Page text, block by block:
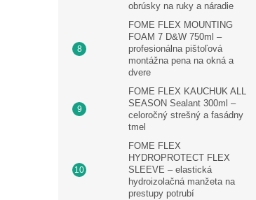
obrúsky na ruky a náradie
FOME FLEX MOUNTING
FOAM 7 D&W 750ml –
profesionálna pištoľová
montážna pena na okná a
dvere
FOME FLEX KAUCHUK ALL
SEASON Sealant 300ml –
celoročný strešný a fasádny
tmel
FOME FLEX
HYDROPROTECT FLEX
SLEEVE – elastická
hydroizolačná manžeta na
prestupy potrubí